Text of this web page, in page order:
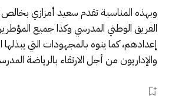
وبهذه المناسبة تقدم سعيد أمزازي بخالص
الفريق الوطني المدرسي وكذا جميع
إعدادهم، كما ينوه بالمجهودات التي يبذلها
والإداريون من أجل الارتقاء بالرياضة